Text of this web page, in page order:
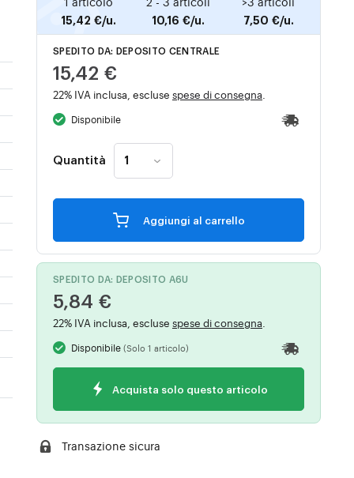
15,42 €/u. 10,16 €/u. 7,50 €/u.
SPEDITO DA: DEPOSITO CENTRALE
15,42 €
22% IVA inclusa, escluse spese di consegna
Disponibile
Quantità
Aggiungi al carrello
SPEDITO DA: DEPOSITO A6U
5,84 €
22% IVA inclusa, escluse spese di consegna
Disponibile(Solo 1 articolo)
Acquista solo questo articolo
Transazione sicura